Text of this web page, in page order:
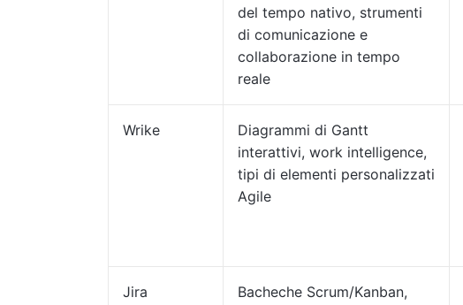
del tempo nativo, strumenti
di comunicazione e
collaborazione in tempo
reale
Wrike
Diagrammi di Gantt
interattivi, work intelligence,
tipi di elementi personalizzati
Agile
Jira
Bacheche Scrum/Kanban,